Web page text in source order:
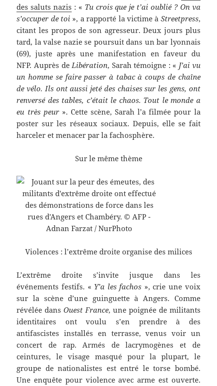
des saluts nazis : « Tu crois que je t’ai oublié ? On va
s’occuper de toi », a rapporté la victime à Streetpress,
citant les propos de son agresseur. Deux jours plus
tard, la valse nazie se poursuit dans un bar lyonnais
(69), juste après une manifestation en faveur du
NFP. Auprès deLibération, Sarah témoigne : « J’ai vu
un homme se faire passer à tabac à coups de chaîne
de vélo. Ils ont aussi jeté des chaises sur les gens, ont
renversé des tables, c’était le chaos. Tout le monde a
eu très peur ». Cette scène, Sarah l’a filmée pour la
poster sur les réseaux sociaux. Depuis, elle se fait
harceler et menacer par la fachosphère.
Sur le même thème
Violences : l’extrême droite organise des milices
L’extrême droite s’invite jusque dans les
événements festifs. « Y’a les fachos », crie une voix
sur la scène d’une guinguette à Angers. Comme
révélée dansOuest France, une poignée de militants
identitaires ont voulu s’en prendre à des
antifascistes installés en terrasse, venus voir un
concert de rap. Armés de lacrymogènes et de
ceintures, le visage masqué pour la plupart, le
groupe de nationalistes est entré le torse bombé.
Une enquête pour violence avec arme est ouverte.